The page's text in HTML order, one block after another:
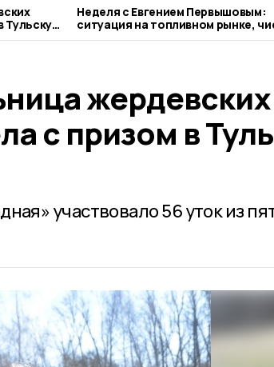
Тульскую
Неделя с Евгением Первышовым:
ситуация на топливном рынке,
городе и приоритеты
жердевских
с призом в
участвовало 56 уток из